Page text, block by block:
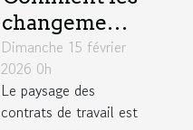
changements
législatifs de
2026
influencent-
Dimanche 15 février
2026 0h
Le paysage des
contrats de travail est